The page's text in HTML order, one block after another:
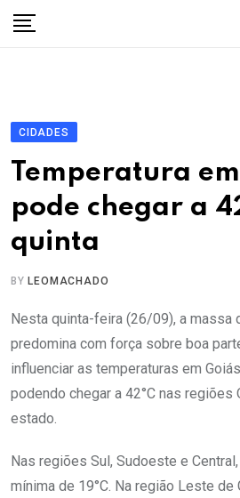
Skip
CIDADES
Temperatura
pode chegar a
quinta
BYLEOMACHADO
Nesta quinta-feira (26/09), a massa
predomina com força sobre boa
influenciar as temperaturas em
podendo chegar a 42°C nas regiões
estado.
Nas regiões Sul, Sudoeste e
mínima de 19°C. Na região Leste de